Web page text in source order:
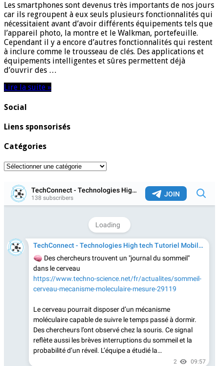
Les smartphones sont devenus très importants de nos jours
car ils regroupent à eux seuls plusieurs fonctionnalités qui
nécessitaient avant d’avoir différents équipements tels que
l’appareil photo, la montre et le Walkman, portefeuille.
Cependant il y a encore d’autres fonctionnalités qui restent
à inclure comme le trousseau de clés. Des applications et
équipements intelligentes et sûres permettent déjà
d’ouvrir des …
Lire la suite »
Social
Liens sponsorisés
Catégories
Catégories